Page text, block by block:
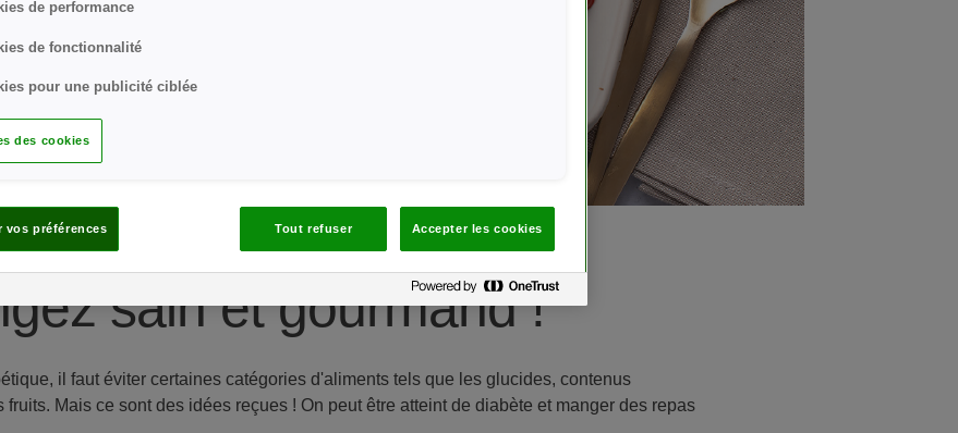
sain et gourmand !
il faut éviter certaines catégories d'aliments tels que les glucides, contenus
Mais ce sont des idées reçues ! On peut être atteint de diabète et manger des repas
de performance
de fonctionnalité
pour une publicité ciblée
des cookies
vos préférences Tout refuser Accepter les cookies